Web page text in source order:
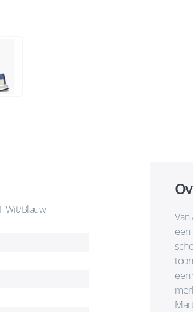
Wit/Blauw
een